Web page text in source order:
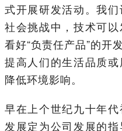
式开展研发活动。我
社会挑战中，技术可
看好“负责任产品”的开
提高人们的生活品质
降低环境影响。
早在上个世纪九十年
发展定为公司发展的